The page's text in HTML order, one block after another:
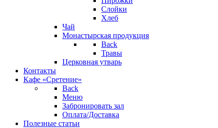
Слойки
Хлеб
Чай
Монастырская продукция
Back
Травы
Церковная утварь
Контакты
Кафе «Сретение»
Back
Меню
Забронировать зал
Оплата/Доставка
Полезные статьи